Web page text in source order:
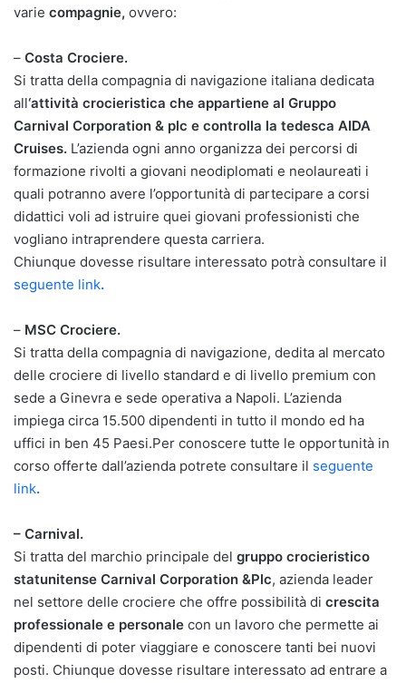
varie compagnie, ovvero:
– Costa Crociere.
Si tratta della compagnia di navigazione italiana dedicata
all‘attività crocieristica che appartiene al Gruppo
Carnival Corporation & plc e controlla la tedesca AIDA
Cruises. L’azienda ogni anno organizza dei percorsi di
formazione rivolti a giovani neodiplomati e neolaureati i
quali potranno avere l’opportunità di partecipare a corsi
didattici voli ad istruire quei giovani professionisti che
vogliano intraprendere questa carriera.
Chiunque dovesse risultare interessato potrà consultare il
seguente link.
– MSC Crociere.
Si tratta della compagnia di navigazione, dedita al mercato
delle crociere di livello standard e di livello premium con
sede a Ginevra e sede operativa a Napoli. L’azienda
impiega circa 15.500 dipendenti in tutto il mondo ed ha
uffici in ben 45 Paesi.Per conoscere tutte le opportunità in
corso offerte dall’azienda potrete consultare il seguente
link.
– Carnival.
Si tratta del marchio principale del gruppo crocieristico
statunitense Carnival Corporation &Plc, azienda leader
nel settore delle crociere che offre possibilità di crescita
professionale e personale con un lavoro che permette ai
dipendenti di poter viaggiare e conoscere tanti bei nuovi
posti. Chiunque dovesse risultare interessato ad entrare a